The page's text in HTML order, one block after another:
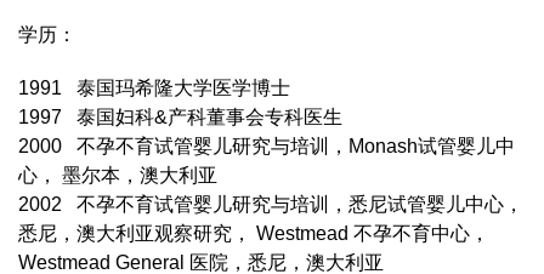
学历：
1991 泰国玛希隆大学医学博士
1997 泰国妇科&产科董事会专科医生
2000 不孕不育试管婴儿研究与培训，Monash试管婴儿中
心， 墨尔本，澳大利亚
2002 不孕不育试管婴儿研究与培训，悉尼试管婴儿中心，
悉尼，澳大利亚观察研究， Westmead 不孕不育中心，
Westmead General 医院，悉尼，澳大利亚